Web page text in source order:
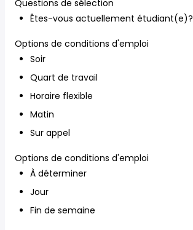
Questions de sélection
Êtes-vous actuellement étudiant(e)?
Options de conditions d'emploi
Soir
Quart de travail
Horaire flexible
Matin
Sur appel
Options de conditions d'emploi
À déterminer
Jour
Fin de semaine